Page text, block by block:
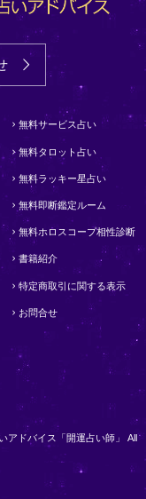
無料サービス占い
無料タロット占い
無料ラッキー星占い
無料即断鑑定ルーム
無料ホロスコープ相性診断
書籍紹介
特定商取引に関する表示
お問合せ
アドバイス「開運占い師」 All